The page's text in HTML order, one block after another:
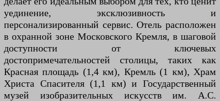
уединение, эксклюзивность и
персонализированный сервис. Отель расположен
в охранной зоне Московского Кремля, в шаговой
доступности от ключевых
достопримечательностей столицы, таких как
Красная площадь (1,4 км), Кремль (1 км), Храм
Христа Спасителя (1,1 км) и Государственный
музей изобразительных искусств им. А.С.